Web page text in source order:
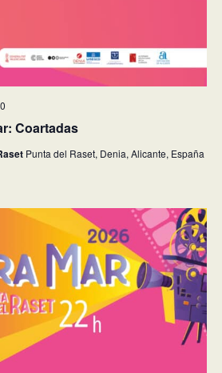
Coartadas
Punta del Raset, Denia, Alicante, España